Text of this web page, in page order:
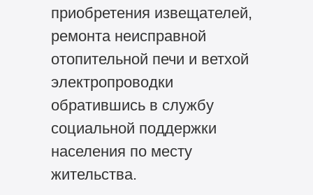
приобретения извещателей,
ремонта неисправной
отопительной печи и ветхой
электропроводки
обратившись в службу
социальной поддержки
населения по месту
жительства.